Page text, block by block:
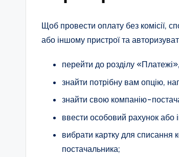
Щоб провести оплату без комісії,
або іншому пристрої та
перейти до розділу
знайти потрібну вам опцію,
знайти свою компанію-
ввести особовий рахунок або
вибрати картку для списання
постачальника;